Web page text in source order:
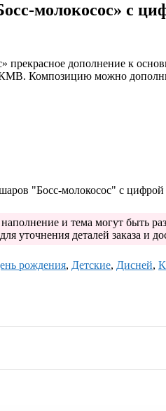
молокосос» с
прекрасное дополнение к
КМВ. Композицию можно
"Босс-молокосос" с цифрой
и тема могут быть
уточнения деталей заказа и
рождения, Детские, Дисней,